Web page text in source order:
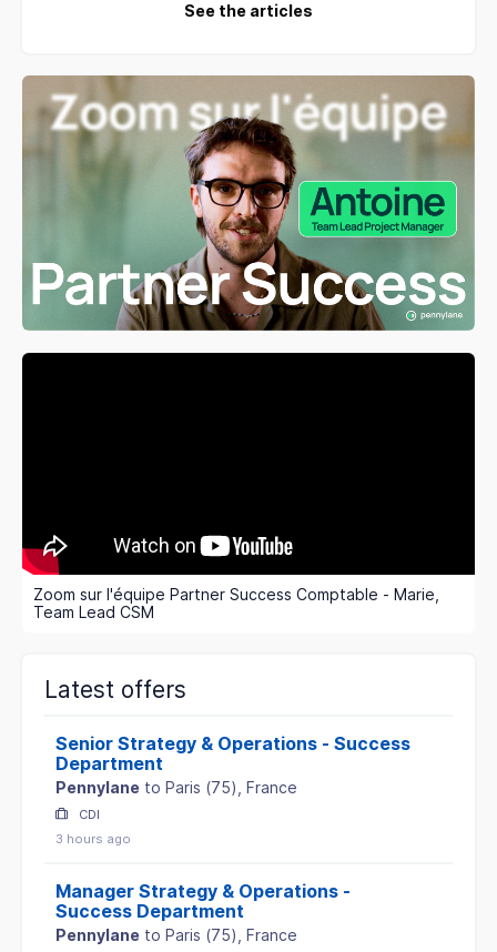
See the articles
Zoom sur l'équipe Partner Success Comptable - Marie,
Team Lead CSM
Latest offers
Senior Strategy & Operations - Success
Department
Pennylane to Paris (75) , France
CDI
3 hours ago
Manager Strategy & Operations -
Success Department
Pennylane to Paris (75) , France